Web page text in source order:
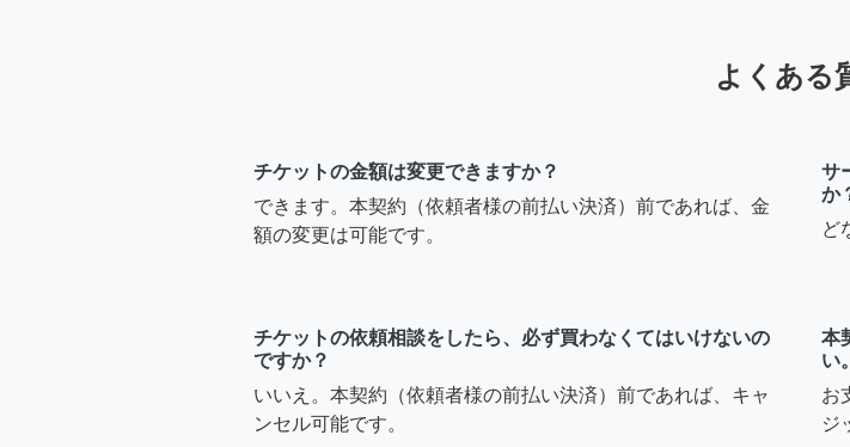
よくある
チケットの金額は変更できますか？
できます。本契約（依頼者様の前払い決済）前であれば、金
額の変更は可能です。
サ
か
ど
チケットの依頼相談をしたら、必ず買わなくてはいけないの
ですか？
いいえ。本契約（依頼者様の前払い決済）前であれば、キャ
ンセル可能です。
本
い。
お
ジ